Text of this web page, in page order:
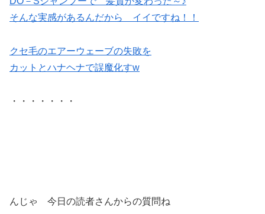
そんな実感があるんだから イイですね！！
クセ毛のエアーウェーブの失敗を
カットとハナヘナで誤魔化すw
・・・・・・・
んじゃ 今日の読者さんからの質問ね